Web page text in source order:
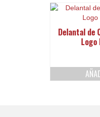
Delantal de
Logo